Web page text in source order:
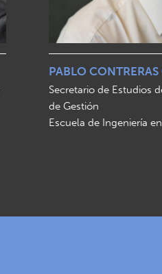
PABLO CONTRERAS
Secretario de Estudios
de Gestión
Escuela de Ingeniería